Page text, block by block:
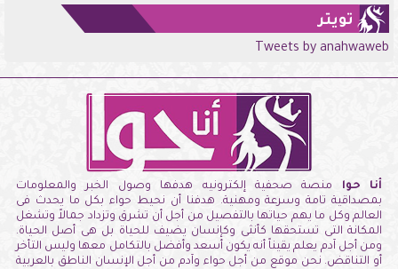
تويتر
Tweets by anahwaweb
أنا حوا منصة صحفية إلكترونيه هدفها وصول الخبر والمعلومات
بمصداقية تامة وسرعة ومهنية. هدفنا أن نحيط حواء بكل ما يحدث فى
العالم وكل ما يهم حياتها بالتفصيل من أجل أن تشرق وتزداد جمالاً وتشغل
المكانة التى تستحقها كأنثى وكإنسان يضيف للحياة بل هى أصل الحياة.
ومن أجل آدم يعلم يقيناً أنه يكون أسعد وأفضل بالتكامل معها وليس التأخر
أو التناقض. نحن موقع من أجل حواء وآدم من أجل الإنسان الناطق بالعربية